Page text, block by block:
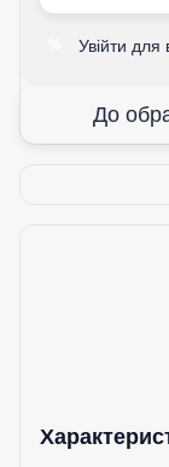
Увійти для
До